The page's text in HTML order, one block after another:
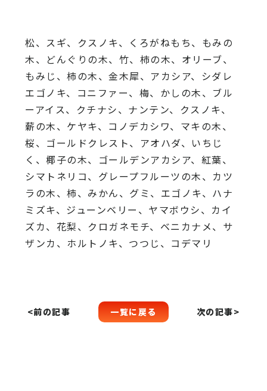
松、スギ、クスノキ、くろがねもち、もみの
木、どんぐりの木、 竹、柿の木、オリーブ、
もみじ、柿の木、金木犀、アカシア、 シダレ
エゴノキ、コニファー、梅、かしの木、ブル
ーアイス、 クチナシ、ナンテン、クスノキ、
薪の木、ケヤキ、コノデカシワ、マキの木、
桜、 ゴールドクレスト、アオハダ、いちじ
く、椰子の木、 ゴールデンアカシア、紅葉、
シマトネリコ、 グレープフルーツの木、カツ
ラの木、柿、みかん、グミ、 エゴノキ、ハナ
ミズキ、ジューンベリー、ヤマボウシ、カイ
ズカ、 花梨、クロガネモチ、ベニカナメ、サ
ザンカ、ホルトノキ、 つつじ、コデマリ
<前の記事 一覧に戻る 次の記事>